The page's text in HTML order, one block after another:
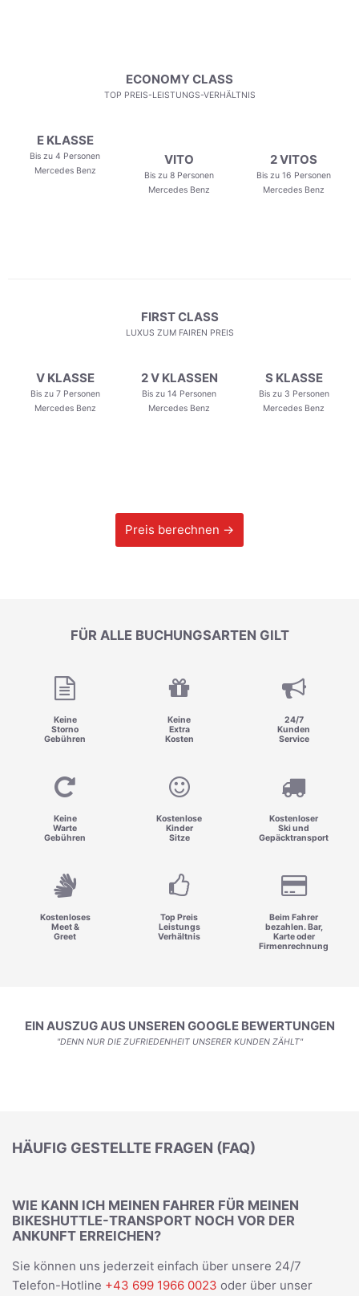
ECONOMY CLASS
TOP PREIS-LEISTUNGS-VERHÄLTNIS
E KLASSE
Bis zu 4 Personen
Mercedes Benz
VITO
Bis zu 8 Personen
Mercedes Benz
2 VITOS
Bis zu 16 Personen
Mercedes Benz
FIRST CLASS
LUXUS ZUM FAIREN PREIS
V KLASSE
Bis zu 7 Personen
Mercedes Benz
2 V KLASSEN
Bis zu 14 Personen
Mercedes Benz
S KLASSE
Bis zu 3 Personen
Mercedes Benz
Preis berechnen →
FÜR ALLE BUCHUNGSARTEN GILT
Keine
Storno
Gebühren
Keine
Extra
Kosten
24/7
Kunden
Service
Keine
Warte
Gebühren
Kostenlose
Kinder
Sitze
Kostenloser
Ski und
Gepäcktransport
Kostenloses
Meet &
Greet
Top Preis
Leistungs
Verhältnis
Beim Fahrer
bezahlen. Bar,
Karte oder
Firmenrechnung
EIN AUSZUG AUS UNSEREN GOOGLE BEWERTUNGEN
"DENN NUR DIE ZUFRIEDENHEIT UNSERER KUNDEN ZÄHLT"
HÄUFIG GESTELLTE FRAGEN (FAQ)
WIE KANN ICH MEINEN FAHRER FÜR MEINEN
BIKESHUTTLE-TRANSPORT NOCH VOR DER
ANKUNFT ERREICHEN?
Sie können uns jederzeit einfach über unsere 24/7
Telefon-Hotline +43 699 1966 0023 oder über unser